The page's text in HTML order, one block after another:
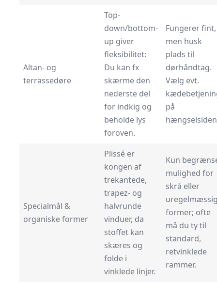
Altan- og
terrassedøre
Top-
down/bottom-
up giver
fleksibilitet:
Du kan fx
skærme den
nederste del
for indkig og
beholde lys
foroven.
Fungerer fint,
men husk
plads til
dørhåndtag.
Vælg evt.
på
Specialmål &
organiske former
Plissé er
kongen af
trekantede,
trapez- og
halvrunde
vinduer, da
stoffet kan
skæres og
folde i
vinklede linjer.
Kun
mulighed for
skrå eller
former; ofte
må du ty til
standard,
retvinklede
rammer.